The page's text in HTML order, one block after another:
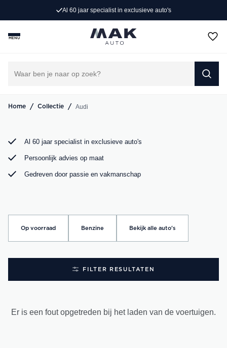
Al 60 jaar specialist in exclusieve auto's
MENU
Home / Collectie / Audi
Op zoek naar een exclusieve Audi occasion? Bij MAK
Auto vind je een zorgvuldig geselecteerd aanbod, van de
sportieve Audi A3 tot de krachtige Audi RS6. Bekijk ons
Al 60 jaar specialist in exclusieve auto's
Persoonlijk advies op maat
Gedreven door passie en vakmanschap
Op voorraad Benzine Bekijk alle auto's
FILTER RESULTATEN
Er is een fout opgetreden bij het laden van de voertuigen.